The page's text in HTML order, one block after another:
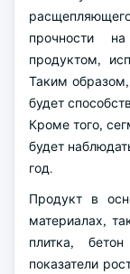
прочности
продуктом,
Таким
будет
Кроме того,
будет
год.
Продукт в
материалах,
плитка,
показатели